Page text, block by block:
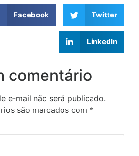
Facebook Twitter
LinkedIn
comentário
e-mail não será publicado.
são marcados com *